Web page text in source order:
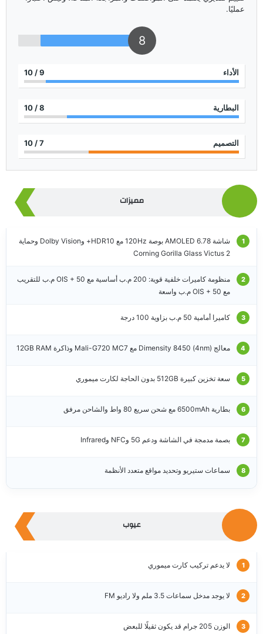
عمليًا.
8
الأداء 9
/ 10
البطارية 8
/ 10
التصميم 7
/ 10
مميزات
شاشة AMOLED 6.78 بوصة 120Hz مع HDR10+ وDolby Vision وحماية
Corning Gorilla Glass Victus 2
منظومة كاميرات خلفية قوية: 200 م.ب أساسية مع OIS + 50 م.ب للتقريب
مع OIS + 50 م.ب واسعة
كاميرا أمامية 50 م.ب بزاوية 100 درجة
معالج Dimensity 8450 (4nm) مع Mali-G720 MC7 وذاكرة 12GB RAM
سعة تخزين كبيرة 512GB بدون الحاجة لكارت ميموري
بطارية 6500mAh مع شحن سريع 80 واط والشاحن مرفق
بصمة مدمجة في الشاشة ودعم 5G وNFC وInfrared
سماعات ستيريو وتحديد مواقع متعدد الأنظمة
عيوب
لا يدعم تركيب كارت ميموري
لا يوجد مدخل سماعات 3.5 ملم ولا راديو FM
الوزن 205 جرام قد يكون ثقيلًا للبعض